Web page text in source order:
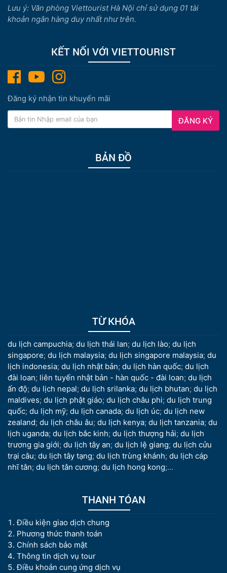
Lưu ý: Văn phòng Viettourist Hà Nội chỉ sử dụng 01 tài
khoản ngân hàng duy nhất như trên.
KẾT NỐI VỚI VIETTOURIST
Đăng ký nhận tin khuyến mãi
ĐĂNG KÝ
BẢN ĐỒ
TỪ KHÓA
du lịch campuchia; du lịch thái lan; du lịch lào; du lịch
singapore; du lịch malaysia; du lịch singapore malaysia; du
lịch indonesia; du lịch nhật bản; du lịch hàn quốc; du lịch
đài loan; liên tuyến nhật bản - hàn quốc - đài loan; du lịch
ấn độ; du lịch nepal; du lịch srilanka; du lịch bhutan; du lịch
maldives; du lịch phật giáo; du lịch châu phi; du lịch trung
quốc; du lịch mỹ; du lịch canada; du lịch úc; du lịch new
zealand; du lịch châu âu; du lịch kenya; du lịch tanzania; du
lịch uganda; du lịch bắc kinh; du lịch thượng hải; du lịch
trương gia giới; du lịch tây an; du lịch lệ giang; du lịch cửu
trại câu; du lịch tây tạng; du lịch trùng khánh; du lịch cáp
nhĩ tân; du lịch tân cương; du lịch hong kong;...
THANH TÓAN
Điều kiện giao dịch chung
Phương thức thanh toán
Chính sách bảo mật
Thông tin dịch vụ tour
Điều khoản cung ứng dịch vụ